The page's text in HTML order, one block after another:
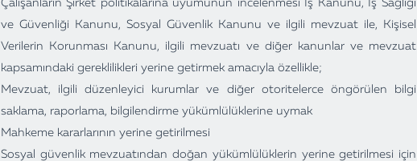
Çalışanların Şirket politikalarına uyumunun incelenmesi İş Kanunu, İş Sağlığı
ve Güvenliği Kanunu, Sosyal Güvenlik Kanunu ve ilgili mevzuat ile, Kişisel
Verilerin Korunması Kanunu, ilgili mevzuatı ve diğer kanunlar ve mevzuat
kapsamındaki gereklilikleri yerine getirmek amacıyla özellikle;
Mevzuat, ilgili düzenleyici kurumlar ve diğer otoritelerce öngörülen bilgi
saklama, raporlama, bilgilendirme yükümlülüklerine uymak
Mahkeme kararlarının yerine getirilmesi
Sosyal güvenlik mevzuatından doğan yükümlülüklerin yerine getirilmesi için